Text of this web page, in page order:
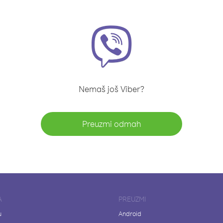
Nemaš još Viber?
Preuzmi odmah
PREUZMI
Android